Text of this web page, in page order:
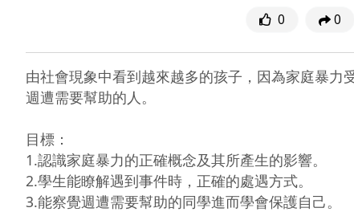
0 0
由社會現象中看到越來越多的孩子，因為家庭暴
週遭需要幫助的人。
目標：
1.認識家庭暴力的正確概念及其所產生的影響。
2.學生能瞭解遇到事件時，正確的處遇方式。
3.能察覺週遭需要幫助的同學進而學會保護自己。